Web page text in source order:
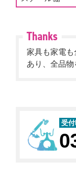
家具も家電
あり、全品物
受付